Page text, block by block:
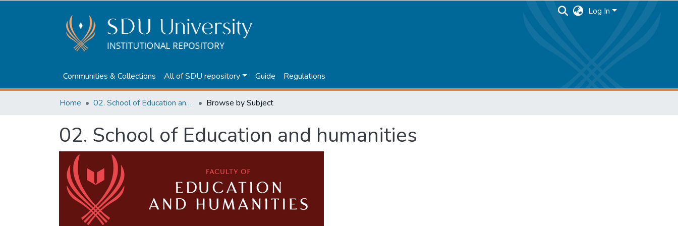
Log In
Communities & Collections All of SDU repository Guide Regulations
Home 02. School of Education and humanities Browse by Subject
02. School of Education and humanities